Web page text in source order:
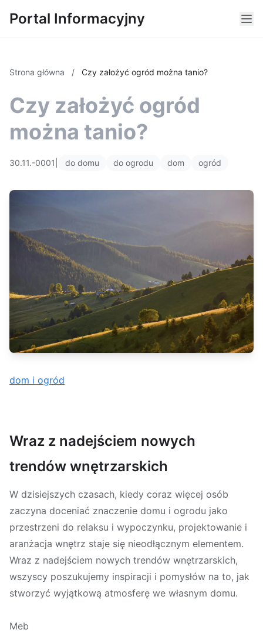
Portal Informacyjny
Strona główna / Czy założyć ogród można tanio?
Czy założyć ogród
można tanio?
30.11.-0001 do domu do ogrodu dom ogród
dom i ogród
Wraz z nadejściem nowych
trendów wnętrzarskich
W dzisiejszych czasach, kiedy coraz więcej osób
zaczyna doceniać znaczenie domu i ogrodu jako
przestrzeni do relaksu i wypoczynku, projektowanie i
aranżacja wnętrz staje się nieodłącznym elementem.
Wraz z nadejściem nowych trendów wnętrzarskich,
wszyscy poszukujemy inspiracji i pomysłów na to, jak
stworzyć wyjątkową atmosferę we własnym domu.
Meb